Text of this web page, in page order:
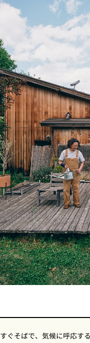
ぐそばで、気候に呼応す